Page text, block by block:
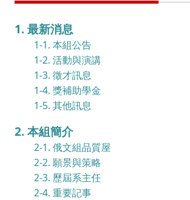
1. 最新消息
1-1. 本組公告
1-2. 活動與演講
1-3. 徵才訊息
1-4. 獎補助學金
1-5. 其他訊息
2. 本組簡介
2-1. 俄文組品質屋
2-2. 願景與策略
2-3. 歷屆系主任
2-4. 重要記事